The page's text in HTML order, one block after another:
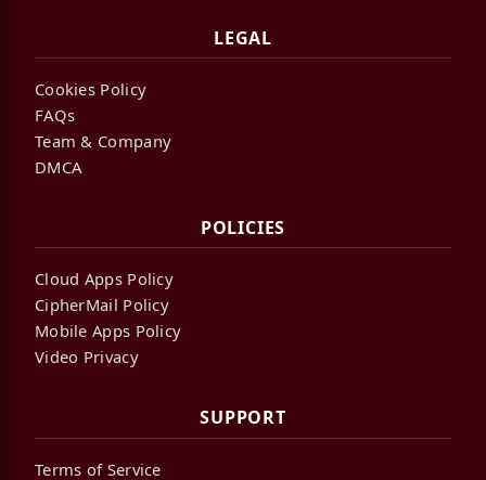
LEGAL
Cookies Policy
FAQs
Team & Company
DMCA
POLICIES
Cloud Apps Policy
CipherMail Policy
Mobile Apps Policy
Video Privacy
SUPPORT
Terms of Service